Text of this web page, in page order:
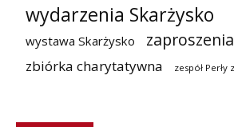
wydarzenia Skarżysko
wystawa Skarżysko
zbiórka charytatywna zespół Perły